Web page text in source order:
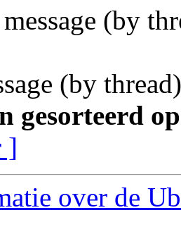
(by
(by
gesorteerd
]
over de